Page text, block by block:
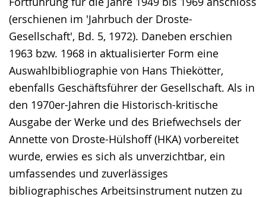
(erschienen im 'Jahrbuch der Droste-
Gesellschaft', Bd. 5, 1972). Daneben erschien
1963 bzw. 1968 in aktualisierter Form eine
Auswahlbibliographie von Hans Thiekötter,
ebenfalls Geschäftsführer der Gesellschaft. Als in
den 1970er-Jahren die Historisch-kritische
Ausgabe der Werke und des Briefwechsels der
Annette von Droste-Hülshoff (HKA) vorbereitet
wurde, erwies es sich als unverzichtbar, ein
umfassendes und zuverlässiges
bibliographisches Arbeitsinstrument nutzen zu